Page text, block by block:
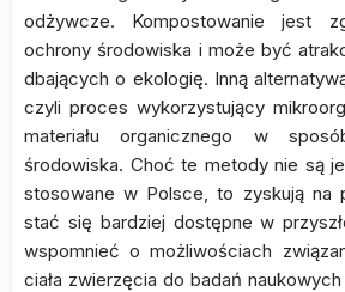
odżywcze. Kompostowanie jest
ochrony środowiska i może być
dbających o ekologię. Inną
czyli proces wykorzystujący
materiału organicznego w
środowiska. Choć te metody nie są
stosowane w Polsce, to zyskują na
stać się bardziej dostępne w
wspomnieć o możliwościach
ciała zwierzęcia do badań